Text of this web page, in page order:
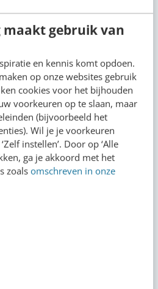
gebruik van
en kennis komt opdoen.
op onze websites gebruik
cookies voor het bijhouden
voorkeuren op te slaan, maar
(bijvoorbeeld het
Wil je je voorkeuren
instellen’. Door op ‘Alle
ga je akkoord met het
zoals omschreven in onze
stevig staan in hun waarden
storm het beste
AI die het niet met je eens is
helder is? Doe de